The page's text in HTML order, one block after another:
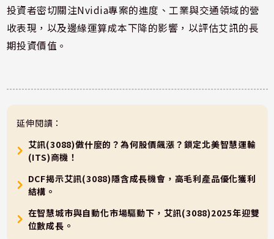
投資者密切關注Nvidia專案的進度、工業與交通領域的營
收表現，以及邊緣運算成本下降的影響，以評估艾訊的長
期投資價值。
延伸閱讀：
艾訊(3088)做什麼的？為何股價飆漲？鎖定北美智慧運輸
(ITS)商機！
DCF揭示艾訊(3088)隱含成長機會，高毛利產品優化獲利
結構。
在智慧城市與自動化市場驅動下，艾訊(3088)2025年迎雙
位數成長。